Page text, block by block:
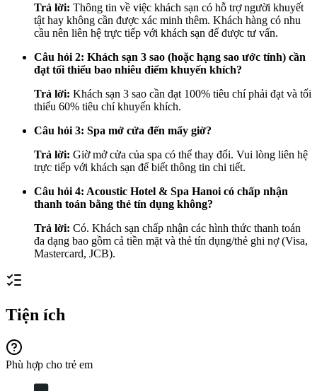
Trả lời: Thông tin về việc khách sạn có hỗ trợ người khuyết
tật hay không cần được xác minh thêm. Khách hàng có nhu
cầu nên liên hệ trực tiếp với khách sạn để được tư vấn.
Câu hỏi 2: Khách sạn 3 sao (hoặc hạng sao ước tính) cần
đạt tối thiểu bao nhiêu điểm khuyến khích?
Trả lời: Khách sạn 3 sao cần đạt 100% tiêu chí phải đạt và tối
thiểu 60% tiêu chí khuyến khích.
Câu hỏi 3: Spa mở cửa đến mấy giờ?
Trả lời: Giờ mở cửa của spa có thể thay đổi. Vui lòng liên hệ
trực tiếp với khách sạn để biết thông tin chi tiết.
Câu hỏi 4: Acoustic Hotel & Spa Hanoi có chấp nhận
thanh toán bằng thẻ tín dụng không?
Trả lời: Có. Khách sạn chấp nhận các hình thức thanh toán
đa dạng bao gồm cả tiền mặt và thẻ tín dụng/thẻ ghi nợ (Visa,
Mastercard, JCB).
Tiện ích
Phù hợp cho trẻ em